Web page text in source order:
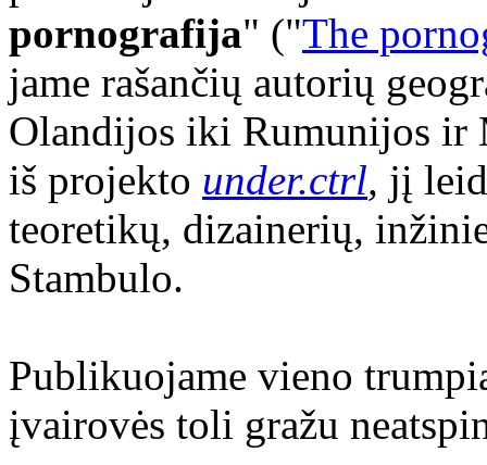
pornografija" ("The
jame rašančių autorių
Olandijos iki Rumunijos ir
iš projekto under.ctrl, jį
teoretikų, dizainerių,
Stambulo.
Publikuojame vieno
įvairovės toli gražu